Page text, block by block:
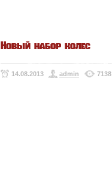
Новый набор колес
14.08.2013 admin 7138